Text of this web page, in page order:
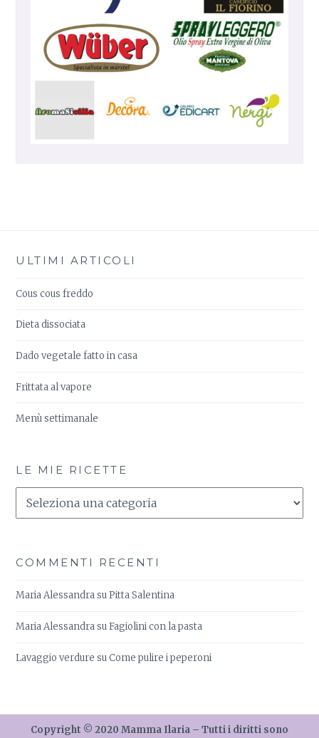
ULTIMI ARTICOLI
Cous cous freddo
Dieta dissociata
Dado vegetale fatto in casa
Frittata al vapore
Menù settimanale
LE MIE RICETTE
Mie
COMMENTI RECENTI
Maria AlessandrasuPitta Salentina
Maria AlessandrasuFagiolini con la pasta
Lavaggio verdure suCome pulire i peperoni
Copyright © 2020 Mamma Ilaria – Tutti i diritti sono